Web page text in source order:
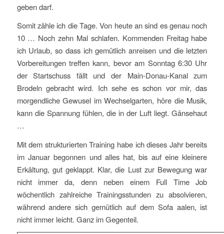
geben darf.
Somit zähle ich die Tage. Von heute an sind es genau noch
10 … Noch zehn Mal schlafen. Kommenden Freitag habe
ich Urlaub, so dass ich gemütlich anreisen und die letzten
Vorbereitungen treffen kann, bevor am Sonntag 6:30 Uhr
der Startschuss fällt und der Main-Donau-Kanal zum
Brodeln gebracht wird. Ich sehe es schon vor mir, das
morgendliche Gewusel im Wechselgarten, höre die Musik,
kann die Spannung fühlen, die in der Luft liegt. Gänsehaut
…
Mit dem strukturierten Training habe ich dieses Jahr bereits
im Januar begonnen und alles hat, bis auf eine kleinere
Erkältung, gut geklappt. Klar, die Lust zur Bewegung war
nicht immer da, denn neben einem Full Time Job
wöchentlich zahlreiche Trainingsstunden zu absolvieren,
während andere sich gemütlich auf dem Sofa aalen, ist
nicht immer leicht. Ganz im Gegenteil.